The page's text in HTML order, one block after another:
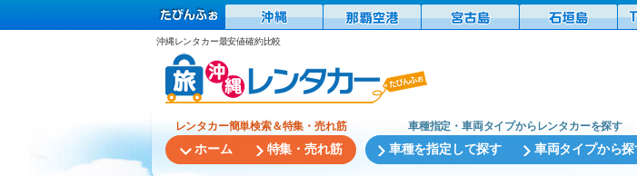
沖縄レンタカー最安値確約比較
レンタカー簡単検索＆特集・売れ筋
ホーム 特集・売れ筋
車種指定・車両タイプからレンタカーを探す
車種を指定して探す 車両タイプから探